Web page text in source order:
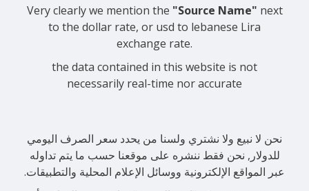
Very clearly we mention the "Source Name" next
to the dollar rate, or usd to lebanese Lira
exchange rate.
the data contained in this website is not
necessarily real-time nor accurate
نحن لا نبيع ولا نشتري ولسنا من يحدد سعر الصرف اليومي
للدولار, نحن فقط ننشره على موقعنا حسب ما يتم تداوله
عبر المواقع الإلكترونية ووسائل الإعلام المحلية والتطبيقات.